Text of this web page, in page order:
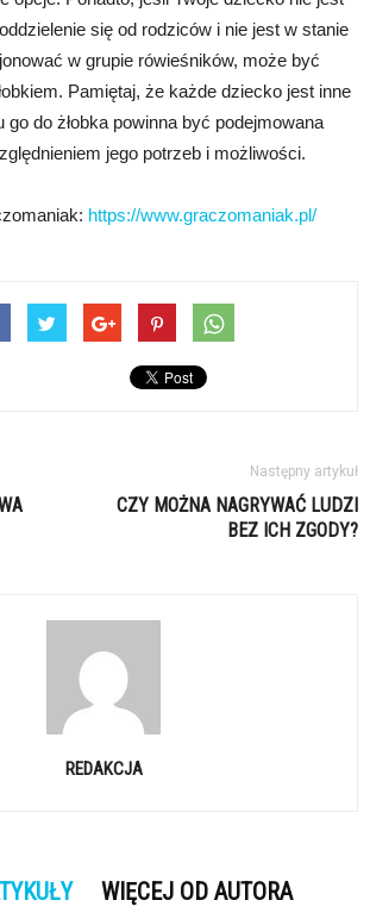
się od rodziców i nie jest w stanie
w grupie rówieśników, może być
Pamiętaj, że każde dziecko jest inne
go do żłobka powinna być podejmowana
jego potrzeb i możliwości.
https://www.graczomaniak.pl/
Następny artykuł
CZY MOŻNA NAGRYWAĆ LUDZI
BEZ ICH ZGODY?
REDAKCJA
WIĘCEJ OD AUTORA